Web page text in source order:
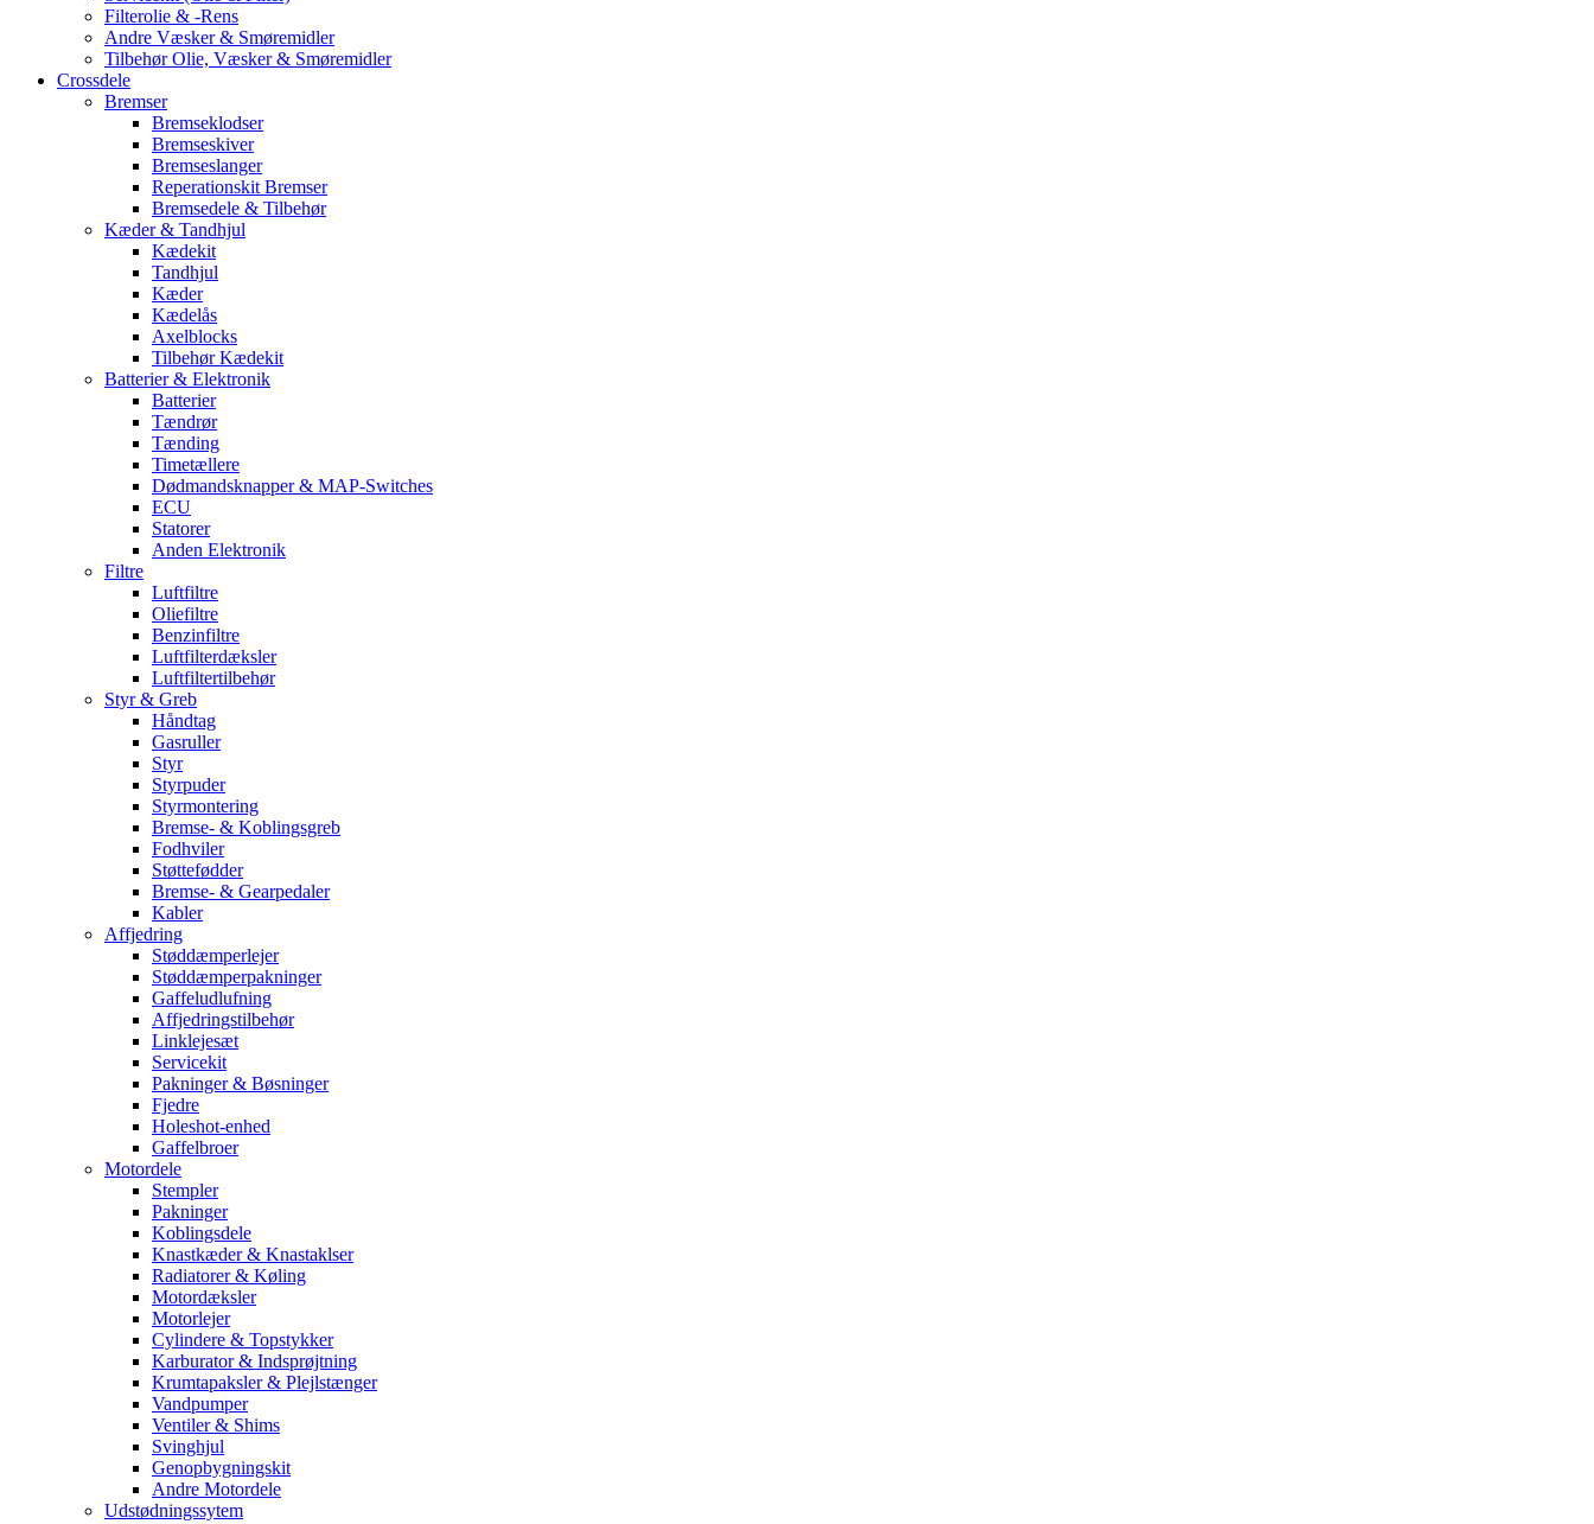
Filterolie & -Rens
Andre Væsker & Smøremidler
Tilbehør Olie, Væsker & Smøremidler
Crossdele
Bremser
Bremseklodser
Bremseskiver
Bremseslanger
Reperationskit Bremser
Bremsedele & Tilbehør
Kæder & Tandhjul
Kædekit
Tandhjul
Kæder
Kædelås
Axelblocks
Tilbehør Kædekit
Batterier & Elektronik
Batterier
Tændrør
Tænding
Timetællere
Dødmandsknapper & MAP-Switches
ECU
Statorer
Anden Elektronik
Filtre
Luftfiltre
Oliefiltre
Benzinfiltre
Luftfilterdæksler
Luftfiltertilbehør
Styr & Greb
Håndtag
Gasruller
Styr
Styrpuder
Styrmontering
Bremse- & Koblingsgreb
Fodhviler
Støttefødder
Bremse- & Gearpedaler
Kabler
Affjedring
Støddæmperlejer
Støddæmperpakninger
Gaffeludlufning
Affjedringstilbehør
Linklejesæt
Servicekit
Pakninger & Bøsninger
Fjedre
Holeshot-enhed
Gaffelbroer
Motordele
Stempler
Pakninger
Koblingsdele
Knastkæder & Knastaklser
Radiatorer & Køling
Motordæksler
Motorlejer
Cylindere & Topstykker
Karburator & Indsprøjtning
Krumtapaksler & Plejlstænger
Vandpumper
Ventiler & Shims
Svinghjul
Genopbygningskit
Andre Motordele
Udstødningssytem